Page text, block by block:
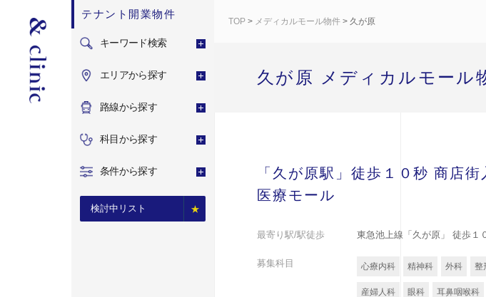
テナント開業物件
キーワード検索
エリアから探す
路線から探す
科目から探す
条件から探す
検討中リスト
TOP > メディカルモール物件 > 久が原
久が原 メディカルモール
「久が原駅」徒歩１０秒 商店
医療モール
最寄り駅/駅徒歩 東急池上線「久が原」 徒歩１
募集科目 心療内科 精神科 外科 整
産婦人科 眼科 耳鼻咽喉科